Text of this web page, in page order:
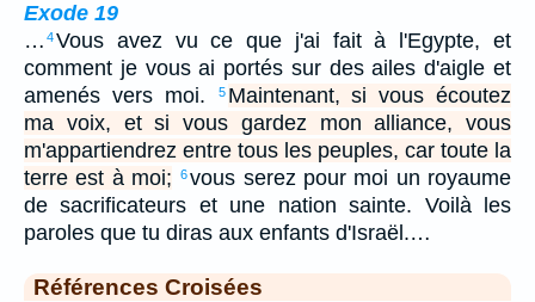
Exode 19
… 4Vous avez vu ce que j'ai fait à l'Egypte, et
comment je vous ai portés sur des ailes d'aigle et
amenés vers moi.
5 Maintenant, si vous écoutez
ma voix, et si vous gardez mon alliance, vous
m'appartiendrez entre tous les peuples, car toute la
terre est à moi;
6vous serez pour moi un royaume
de sacrificateurs et une nation sainte. Voilà les
paroles que tu diras aux enfants d'Israël.…
Références Croisées